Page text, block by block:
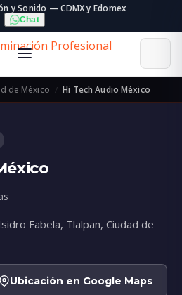
y Sonido — CDMX y Edomex
Chat
de México Hi Tech Audio México
Fabela, Tlalpan, Ciudad de
Ubicación en Google Maps